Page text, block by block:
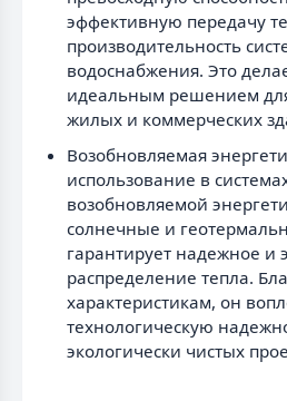
эффективную передачу
производительность
водоснабжения. Это
идеальным решением
жилых и коммерческих
Возобновляемая
использование в
возобновляемой
солнечные и
гарантирует надежное и
распределение тепла.
характеристикам, он
технологическую
экологически чистых